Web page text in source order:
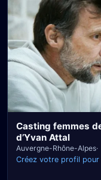
Casting femmes
d’Yvan Attal
Auvergne-Rhône-Alpes
Créez votre profil